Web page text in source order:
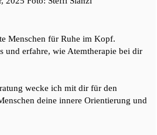
Menschen für Ruhe im Kopf.
und erfahre, wie Atemtherapie bei dir
wecke ich mit dir für den
deine innere Orientierung und